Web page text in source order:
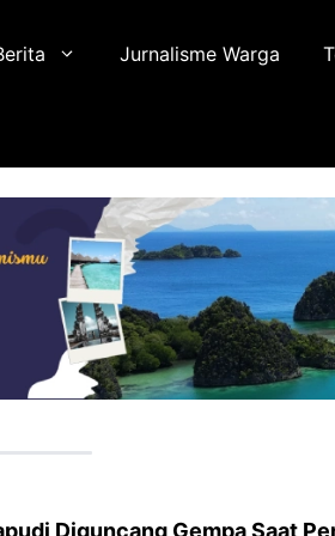
Jurnalisme Warga
Diguncang Gempa Saat